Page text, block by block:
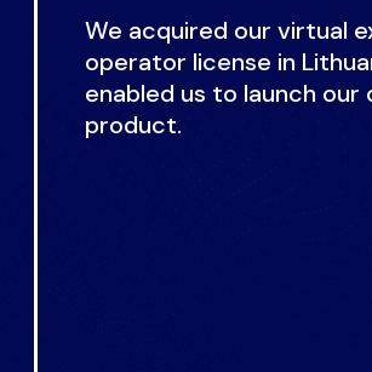
We acquired our virtual
operator license in
enabled us to launch our
product.